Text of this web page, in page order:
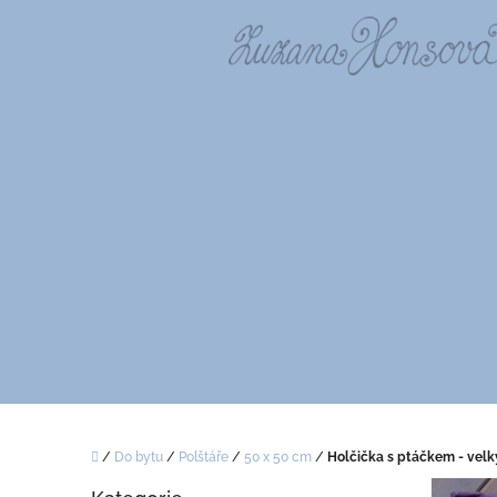
Domů
/ Do bytu / Polštáře / 50 x 50 cm / Holčička s ptáčkem -